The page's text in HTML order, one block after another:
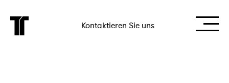
Kontaktieren Sie uns